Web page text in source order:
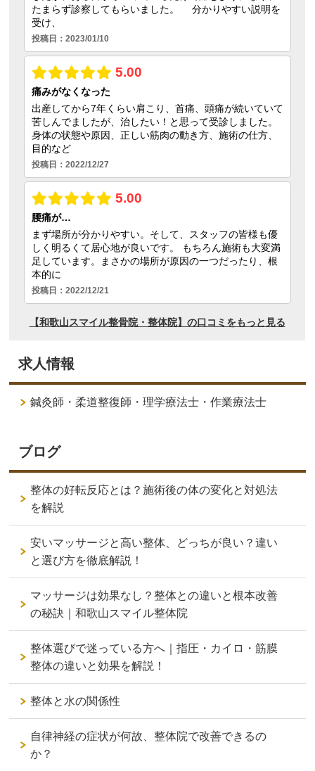
求人情報
鍼灸師・柔道整復師・理学療法士・作業療法士
ブログ
整体の好転反応とは？施術後の体の変化と対処法
を解説
安いマッサージと高い整体、どっちが良い？違い
と選び方を徹底解説！
マッサージは効果なし？整体との違いと根本改善
の秘訣｜和歌山スマイル整体院
整体選びで迷っている方へ｜指圧・カイロ・筋膜
整体の違いと効果を解説！
整体と水の関係性
自律神経の症状が何故、整体院で改善できるの
か？